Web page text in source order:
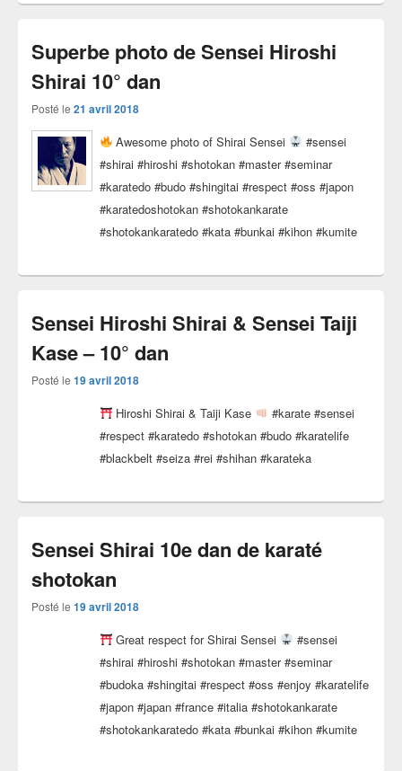
Superbe photo de Sensei Hiroshi
Shirai 10° dan
Posté le 21 avril 2018
Awesome photo of Shirai Sensei
#sensei
#shirai #hiroshi #shotokan #master #seminar
#karatedo #budo #shingitai #respect #oss #japon
#karatedoshotokan #shotokankarate
#shotokankaratedo #kata #bunkai #kihon #kumite
Sensei Hiroshi Shirai & Sensei Taiji
Kase – 10° dan
Posté le 19 avril 2018
Hiroshi Shirai & Taiji Kase
#karate #sensei
#respect #karatedo #shotokan #budo #karatelife
#blackbelt #seiza #rei #shihan #karateka
Sensei Shirai 10e dan de karaté
shotokan
Posté le 19 avril 2018
Great respect for Shirai Sensei
#sensei
#shirai #hiroshi #shotokan #master #seminar
#budoka #shingitai #respect #oss #enjoy #karatelife
#japon #japan #france #italia #shotokankarate
#shotokankaratedo #kata #bunkai #kihon #kumite